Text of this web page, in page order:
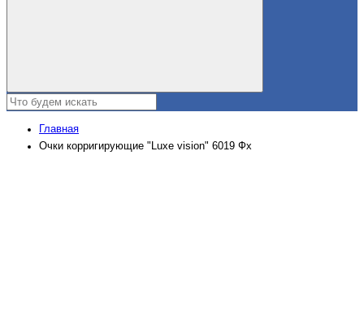
Главная
Очки корригирующие "Luxe vision" 6019 Фх